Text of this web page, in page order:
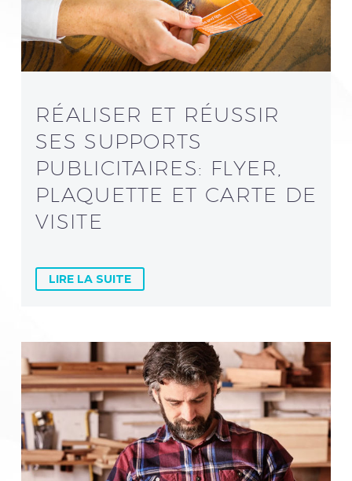
RÉALISER ET RÉUSSIR
SES SUPPORTS
PUBLICITAIRES: FLYER,
PLAQUETTE ET CARTE DE
VISITE
LIRE LA SUITE